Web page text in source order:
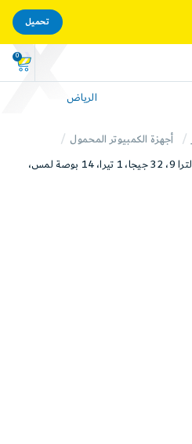
0
الرياض
أجهزة الكمبيوتر المحمول
اتش بي اومني بوك الترا فليب، كور الترا 9، 32 جيجا، 1 تيرا، 14 بوصة لمس،
تحميل